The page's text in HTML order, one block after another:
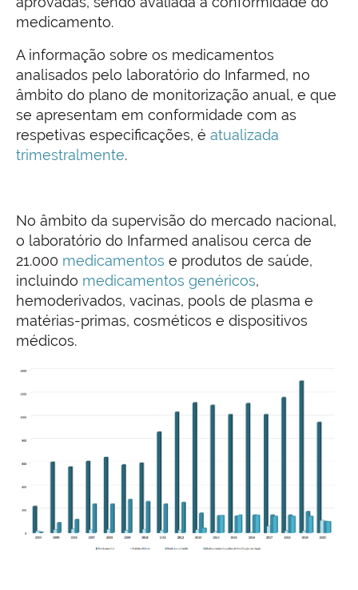
medicamento.
A informação sobre os medicamentos
analisados pelo laboratório do Infarmed, no
âmbito do plano de monitorização anual, e que
se apresentam em conformidade com as
respetivas especificações, é atualizada
trimestralmente.
No âmbito da supervisão do mercado nacional,
o laboratório do Infarmed analisou cerca de
21.000 medicamentos e produtos de saúde,
incluindo medicamentos genéricos,
hemoderivados, vacinas, pools de plasma e
matérias-primas, cosméticos e dispositivos
médicos.